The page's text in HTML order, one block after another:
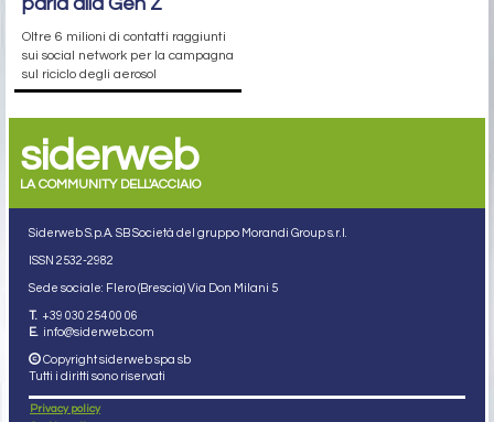
Oltre 6 milioni di contatti raggiunti
sui social network per la campagna
sul riciclo degli aerosol
siderweb
LA COMMUNITY DELL'ACCIAIO
Siderweb S.p.A. SB Società del gruppo Morandi Group s.r.l.
ISSN 2532-2982
Sede sociale: Flero (Brescia) Via Don Milani 5
T. +39 030 254 00 06
E. info@siderweb.com
Copyright siderweb spa sb
Tutti i diritti sono riservati
Privacy policy